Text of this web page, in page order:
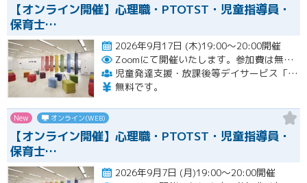
【オンライン開催】心理職・PTOTST・児童指導員・
保育士…
2026年9月17日 (木)19:00～20:00開催
Zoomにて開催いたします。参加費は無料です。
児童発達支援・放課後等デイサービス「LITALICOジュニア」
無料です。
New オンライン(WEB)
【オンライン開催】心理職・PTOTST・児童指導員・
保育士…
2026年9月7日 (月)19:00～20:00開催